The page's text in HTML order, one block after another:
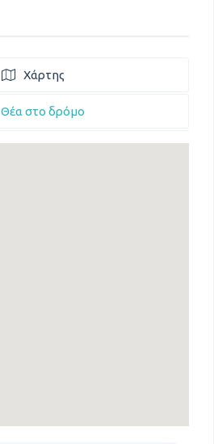
Χάρτης
Θέα στο δρόμο